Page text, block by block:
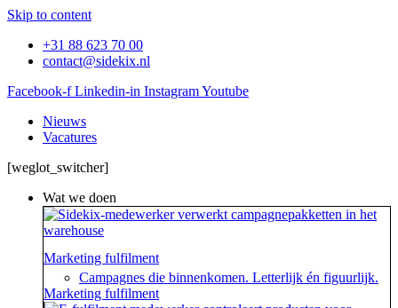
Skip to content
+31 88 623 70 00
contact@sidekix.nl
Facebook-f Linkedin-in InstagramYoutube
Nieuws
Vacatures
[weglot_switcher]
Wat we doen
Marketing fulfilment
Campagnes die binnenkomen. Letterlijk én figuurlijk.
Marketing fulfilment